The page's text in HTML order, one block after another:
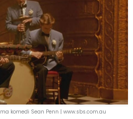
komedi Sean Penn | www.sbs.com.au